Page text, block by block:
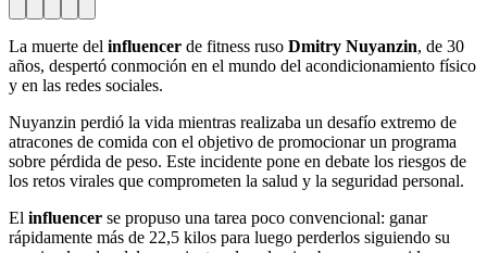
La muerte del influencer de fitness ruso Dmitry Nuyanzin, de 30
años, despertó conmoción en el mundo del acondicionamiento físico
y en las redes sociales.
Nuyanzin perdió la vida mientras realizaba un desafío extremo de
atracones de comida con el objetivo de promocionar un programa
sobre pérdida de peso. Este incidente pone en debate los riesgos de
los retos virales que comprometen la salud y la seguridad personal.
El influencer se propuso una tarea poco convencional: ganar
rápidamente más de 22,5 kilos para luego perderlos siguiendo su